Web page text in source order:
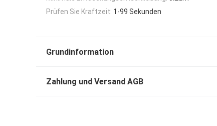
Prüfen Sie Kraftzeit: 1-99 Sekunden
Grundinformation
Zahlung und Versand AGB